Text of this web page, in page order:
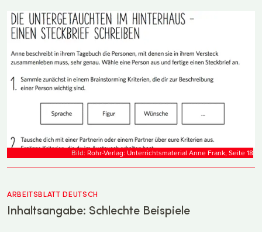
Bild: Rohr-Verlag: Unterrichtsmaterial Anne Frank, Seite 18
ARBEITSBLATT DEUTSCH
Inhaltsangabe: Schlechte Beispiele